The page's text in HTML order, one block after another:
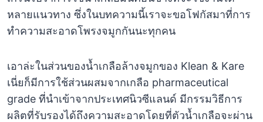
หลายแนวทาง ซึ่งในบทความนี้เราจะขอโฟกัสมาที่การ
ทำความสะอาดโพรงจมูกกันนะทุกคน
เอาล่ะในส่วนของน้ำเกลือล้างจมูกของ Klean & Kare
เนี่ยก็มีการใช้ส่วนผสมจากเกลือ pharmaceutical
grade ที่นำเข้าจากประเทศนิวซีแลนด์ มีกรรมวิธีการ
ผลิตที่รับรองได้ถึงความสะอาดโดยที่ตัวน้ำเกลือจะผ่าน